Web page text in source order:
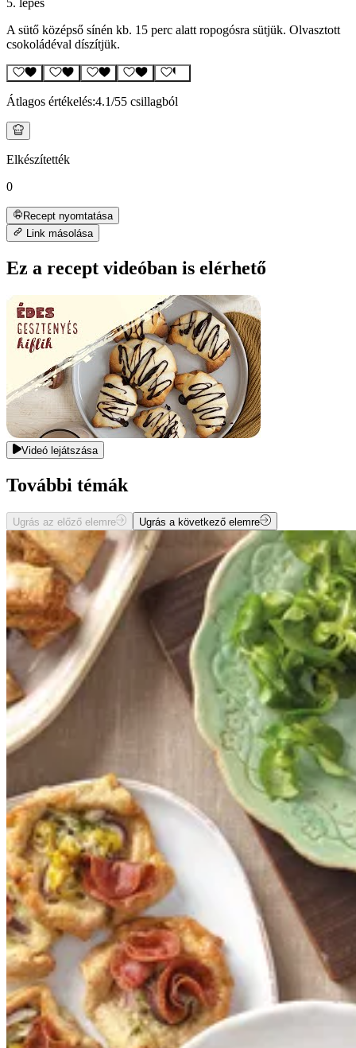
5. lépés
A sütő középső sínén kb. 15 perc alatt ropogósra sütjük. Olvasztott
csokoládéval díszítjük.
Átlagos értékelés:4.1/55 csillagból
Elkészítették
0
Recept nyomtatása
Link másolása
Ez a recept videóban is elérhető
Videó lejátszása
További témák
Ugrás az előző elemre Ugrás a következő elemre